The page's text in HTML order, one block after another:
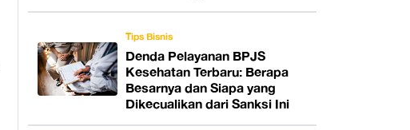
Tips Bisnis
Denda Pelayanan BPJS
Kesehatan Terbaru: Berapa
Besarnya dan Siapa yang
Dikecualikan dari Sanksi Ini